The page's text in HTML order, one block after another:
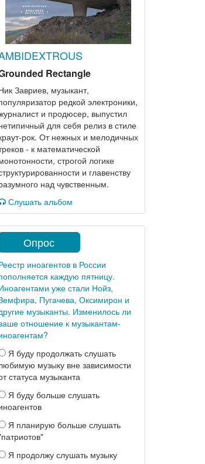
Rectangle
Завриев, музыкант,
редкой электроники,
и продюсер, выпустил
для себя релиз в стиле
рок. От нежных и мелодичных
- к математической
строгой логике
и главенству
над чувственным.
Слушать альбом
Опрос
иноагентов в России
каждую пятницу.
уже стали Нойз,
Пугачева, Оксимирон и
музыканты. Изменилось ли
отношение к музыкантам-
Я буду продолжать слушать
музыку вне зависимости
статуса музыканта
Я буду больше слушать
Я планирую больше слушать
Я продолжу слушать музыку